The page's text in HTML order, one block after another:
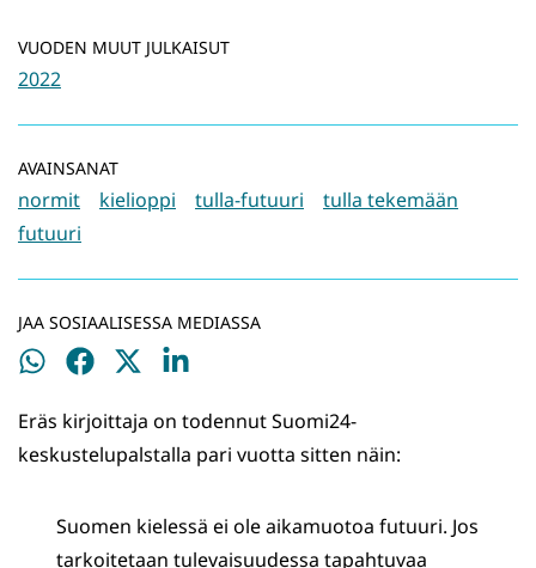
VUODEN MUUT JULKAISUT
2022
AVAINSANAT
normit kielioppi tulla-futuuri
tulla tekemään
futuuri
JAA SOSIAALISESSA MEDIASSA
Jaa
Jaa
Jaa
Jaa
Eräs kirjoittaja on todennut Suomi24-
keskustelupalstalla pari vuotta sitten näin:
Suomen kielessä ei ole aikamuotoa futuuri. Jos
tarkoitetaan tulevaisuudessa tapahtuvaa